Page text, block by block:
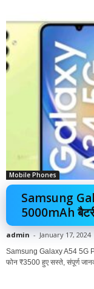
Mobile Phones
Samsung
5000mAh
admin - January 17, 2024
Samsung Galaxy A54 5G
फोन ₹3500 हुए सस्ते, संपूर्ण